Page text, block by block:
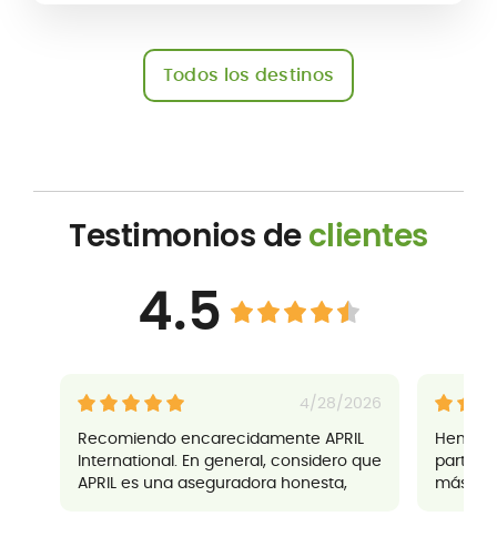
Todos los destinos
Testimonios declientes
4.5
4/28/2026
Recomiendo encarecidamente APRIL
International. En general, considero que
APRIL es una aseguradora honesta,
Hemos
parte
más de